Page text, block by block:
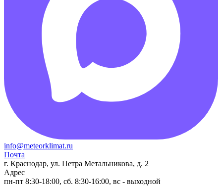
info@meteorklimat.ru
Почта
г. Краснодар, ул. Петра Метальникова, д. 2
Адрес
пн-пт 8:30-18:00, сб. 8:30-16:00, вс - выходной